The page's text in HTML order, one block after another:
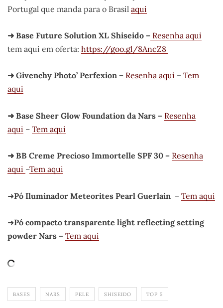
Portugal que manda para o Brasil aqui
➜ Base Future Solution XL Shiseido – Resenha aqui
tem aqui em oferta: https://goo.gl/8AncZ8
➜ Givenchy Photo’ Perfexion – Resenha aqui – Tem
aqui
➜ Base Sheer Glow Foundation da Nars – Resenha
aqui – Tem aqui
➜ BB Creme Precioso Immortelle SPF 30 – Resenha
aqui –Tem aqui
➜Pó Iluminador Meteorites Pearl Guerlain – Tem aqui
➜Pó compacto transparente light reflecting setting
powder Nars – Tem aqui
BASES NARS PELE SHISEIDO TOP 5